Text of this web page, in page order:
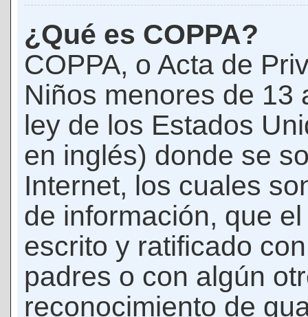
¿Qué es COPPA?
COPPA, o Acta de
Niños menores de 13
ley de los Estados
en inglés) donde se
Internet, los cuales
de información, que
escrito y ratificado
padres o con algún
reconocimiento de